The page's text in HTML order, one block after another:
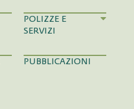
POLIZZE E
SERVIZI
PUBBLICAZIONI